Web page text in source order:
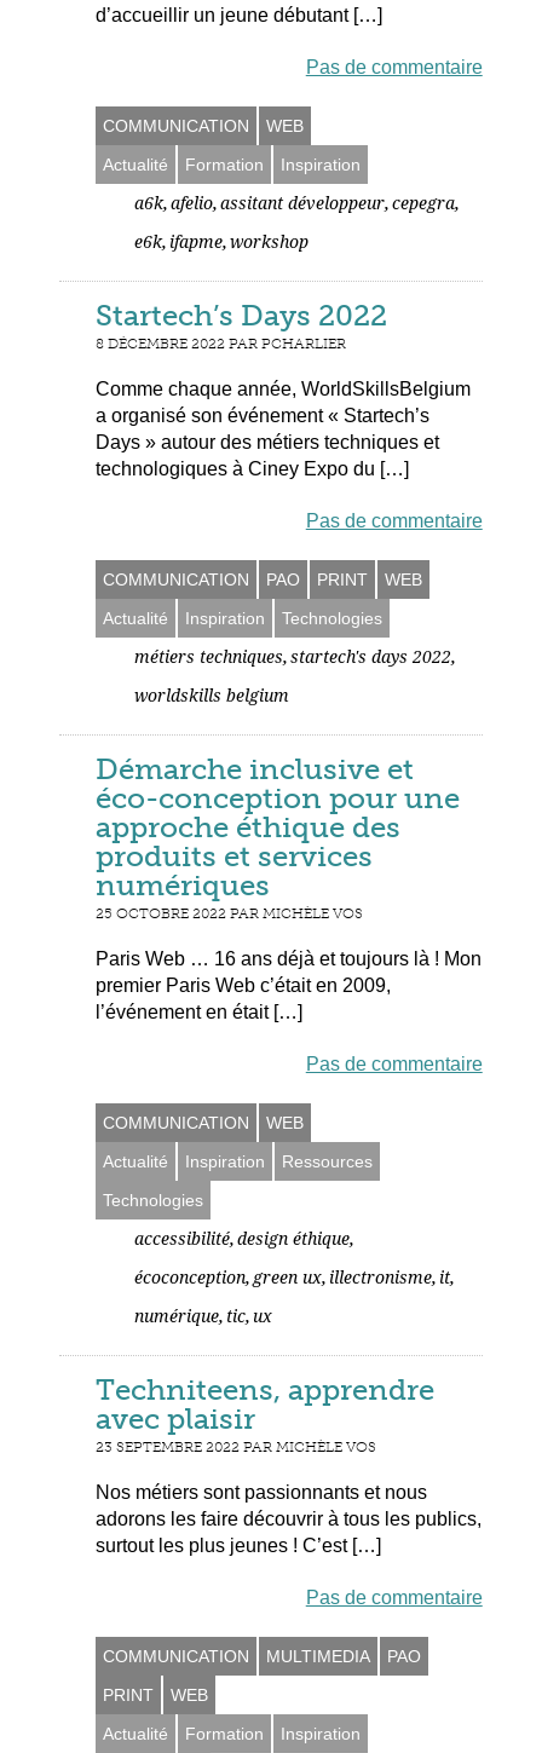
d’accueillir un jeune débutant […]
Pas de commentaire
COMMUNICATION
WEB
Actualité
Formation
Inspiration
a6k, afelio, assitant développeur, cepegra,
e6k, ifapme, workshop
Startech’s Days 2022
8 DÉCEMBRE 2022 PAR PCHARLIER
Comme chaque année, WorldSkillsBelgium
a organisé son événement « Startech’s
Days » autour des métiers techniques et
technologiques à Ciney Expo du […]
Pas de commentaire
COMMUNICATION PAO PRINT
WEB
Actualité
Inspiration
Technologies
métiers techniques, startech's days 2022,
worldskills belgium
Démarche inclusive et
éco-conception pour une
approche éthique des
produits et services
numériques
25 OCTOBRE 2022 PAR MICHÈLE VOS
Paris Web … 16 ans déjà et toujours là ! Mon
premier Paris Web c’était en 2009,
l’événement en était […]
Pas de commentaire
COMMUNICATION
WEB
Actualité
Inspiration
Ressources
Technologies
accessibilité, design éthique,
écoconception, green ux, illectronisme, it,
numérique, tic, ux
Techniteens, apprendre
avec plaisir
23 SEPTEMBRE 2022 PAR MICHÈLE VOS
Nos métiers sont passionnants et nous
adorons les faire découvrir à tous les publics,
surtout les plus jeunes ! C’est […]
Pas de commentaire
COMMUNICATION MULTIMEDIA
PAO
PRINT
WEB
Actualité
Formation
Inspiration